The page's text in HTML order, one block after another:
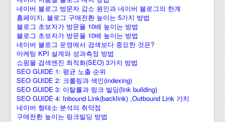
네이버 블로그 방문자 감소 원인과 네이버 블로그의 한계
홈페이지, 블로그 구매전환 높이는 5가지 방법
블로그 초보자가 방문율 10배 높이는 방법
블로그 초보자가 방문율 10배 높이는 방법
네이버 블로그 운영에서 검색보다 중요한 것은?
마케팅 KPI 설계와 성과측정 방법
쇼핑몰 검색엔진 최적화(SEO) 3가지 방법
SEO GUIDE 1: 평균 노출 순위
SEO GUIDE 2: 크롤링과 색인(indexing)
SEO GUIDE 3: 이탈률과 링크 빌딩(link building)
SEO GUIDE 4: Inbound Link(backlink) ,Outbound Link 가치
네이버 형태소 분석의 취약점
구매전환 높이는 링크빌딩 방법